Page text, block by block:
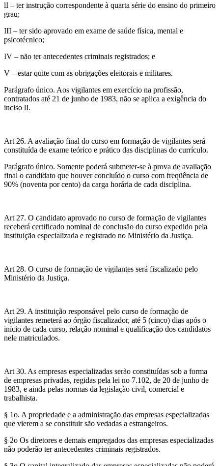
lI – ter instrução correspondente à quarta série do ensino do primeiro
grau;
III – ter sido aprovado em exame de saúde física, mental e
psicotécnico;
IV – não ter antecedentes criminais registrados; e
V – estar quite com as obrigações eleitorais e militares.
Parágrafo único. Aos vigilantes em exercício na profissão,
contratados até 21 de junho de 1983, não se aplica a exigência do
inciso lI.
Art 26. A avaliação final do curso em formação de vigilantes será
constituída de exame teórico e prático das disciplinas do currículo.
Parágrafo único. Somente poderá submeter-se à prova de avaliação
final o candidato que houver concluído o curso com freqüência de
90% (noventa por cento) da carga horária de cada disciplina.
Art 27. O candidato aprovado no curso de formação de vigilantes
receberá certificado nominal de conclusão do curso expedido pela
instituição especializada e registrado no Ministério da Justiça.
Art 28. O curso de formação de vigilantes será fiscalizado pelo
Ministério da Justiça.
Art 29. A instituição responsável pelo curso de formação de
vigilantes remeterá ao órgão fiscalizador, até 5 (cinco) dias após o
início de cada curso, relação nominal e qualificação dos candidatos
nele matriculados.
Art 30. As empresas especializadas serão constituídas sob a forma
de empresas privadas, regidas pela lei no 7.102, de 20 de junho de
1983, e ainda pelas normas da legislação civil, comercial e
trabalhista.
§ 1o. A propriedade e a administração das empresas especializadas
que vierem a se constituir são vedadas a estrangeiros.
§ 2o Os diretores e demais empregados das empresas especializadas
não poderão ter antecedentes criminais registrados.